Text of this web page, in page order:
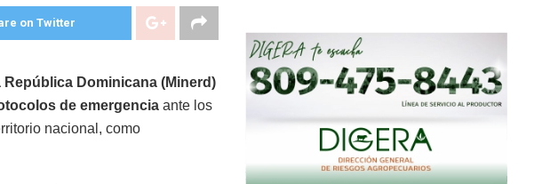
on Twitter
Dominicana (Minerd)
de emergencia ante los
nacional, como